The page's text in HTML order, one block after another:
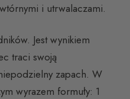
i utrwalaczami.
Jest wynikiem
traci swoją
zapach. W
wyrazem formuły: 1